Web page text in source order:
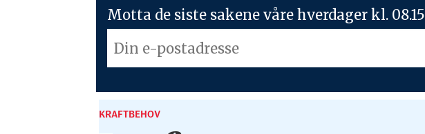
Motta de siste sakene våre hverdager kl. 08.15
KRAFTBEHOV